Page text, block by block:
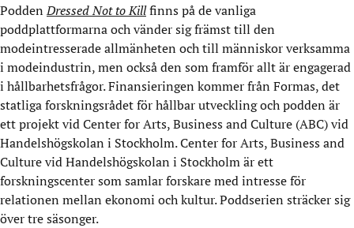
PoddenDressed Not to Killfinns på de vanliga
poddplattformarna och vänder sig främst till den
modeintresserade allmänheten och till människor verksamma
i modeindustrin, men också den som framför allt är engagerad
i hållbarhetsfrågor. Finansieringen kommer från Formas, det
statliga forskningsrådet för hållbar utveckling och podden är
ett projekt vid Center for Arts, Business and Culture (ABC) vid
Handelshögskolan i Stockholm. Center for Arts, Business and
Culture vid Handelshögskolan i Stockholm är ett
forskningscenter som samlar forskare med intresse för
relationen mellan ekonomi och kultur. Poddserien sträcker sig
över tre säsonger.